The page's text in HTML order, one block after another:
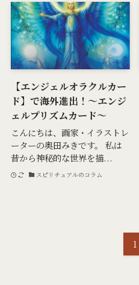
【エンジェルオラクルカー
ド】で海外進出！～エンジ
ェルプリズムカード～
こんにちは、画家・イラストレ
ーターの奥田みきです。 私は
昔から神秘的な世界を描...
スピリチュアルのコラム
1